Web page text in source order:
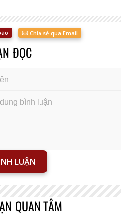
Chia sẻ qua Email
ĐỌC
LUẬN
QUAN TÂM